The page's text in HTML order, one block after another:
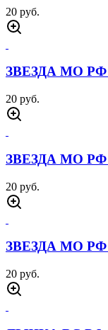
20 руб.
ЗВЕЗДА МО
20 руб.
ЗВЕЗДА МО
20 руб.
ЗВЕЗДА МО
20 руб.